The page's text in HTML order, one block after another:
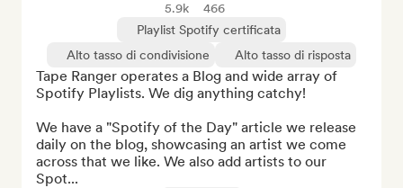
5.9k
466
Playlist Spotify certificata
Alto tasso di condivisione
Alto tasso di risposta
Tape Ranger operates a Blog and wide array of
Spotify Playlists. We dig anything catchy!
We have a "Spotify of the Day" article we release
daily on the blog, showcasing an artist we come
across that we like. We also add artists to our
Spot...